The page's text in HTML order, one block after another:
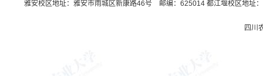
雅安校区地址：雅安市雨城区新康路46号 邮编：625014 都江堰校区地址
四川